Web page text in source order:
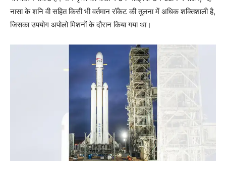
नासा के शनि वी सहित किसी भी वर्तमान रॉकेट की तुलना में अधिक शक्तिशाली है,
जिसका उपयोग अपोलो मिशनों के दौरान किया गया था।